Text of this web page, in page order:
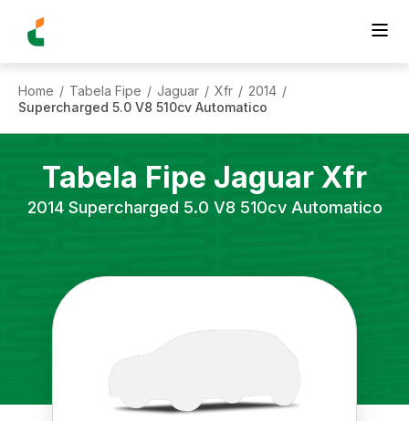
Home / Tabela Fipe / Jaguar / Xfr / 2014 /
Supercharged 5.0 V8 510cv Automatico
Tabela Fipe Jaguar Xfr
2014 Supercharged 5.0 V8 510cv Automatico